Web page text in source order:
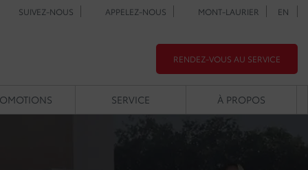
SUIVEZ-NOUS APPELEZ-NOUS MONT-LAURIER EN
RENDEZ-VOUS AU SERVICE
SERVICE À PROPOS